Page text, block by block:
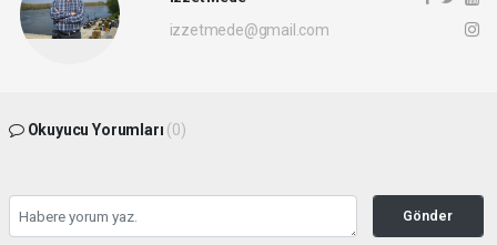
izzetmede@gmail.com
Okuyucu Yorumları (0)
Gönder